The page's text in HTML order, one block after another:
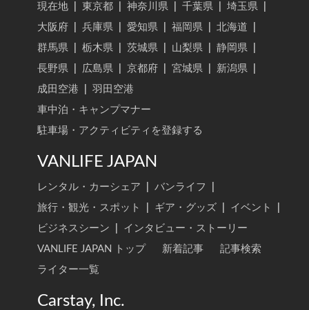
現在地 東京都 神奈川県 千葉県 埼玉県
大阪府
兵庫県 愛知県 福岡県 北海道
群馬県
栃木県 茨城県 山梨県 静岡県
長野県
広島県 京都府 宮城県 新潟県
成田空港
羽田空港
車中泊・キャンプマナー
駐車場・アクティビティを登録する
VANLIFE JAPAN
レンタル・カーシェア バンライフ
旅行・観光・スポット
ギア・グッズ イベント
ビジネスシーン
インタビュー・ストーリー
VANLIFE JAPAN トップ
新着記事
記事検索
ライター一覧
Carstay, Inc.